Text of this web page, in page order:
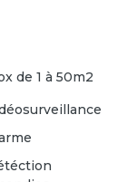
de 1 à 50m2